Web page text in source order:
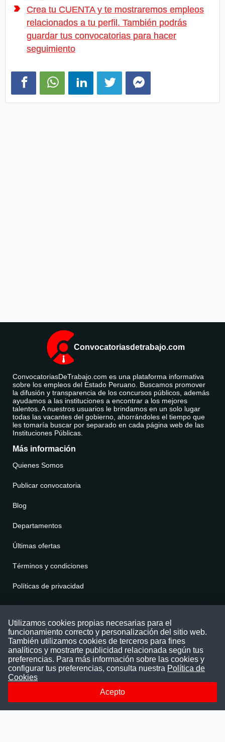
Crea tu CUENTA y te mostraremos empleos
relacionados a tu perfil. También podrás
guardar tus convocatorias para hacer
seguimiento
Convocatoriasdetrabajo.com
ConvocatoriasDeTrabajo.com es una plataforma informativa
sobre los empleos del Estado Peruano. Buscamos promover
la difusión y transparencia de los concursos públicos, además
ayudamos a las instituciones a encontrar a los mejores
talentos. A nuestros usuarios le brindamos en un solo lugar
todas las vacantes del gobierno, ahorrándoles el tiempo que
les tomaría buscar por separado en cada página web de las
Instituciones Públicas.
Más información
Quienes Somos
Publicar convocatoria
Blog
Departamentos
Últimas ofertas
Términos y condiciones
Políticas de privacidad
Puede comunicarse con nosotros a través
nuestras redes sociales o del correo:
contacto@convocatoriasdetrabajo.com
Siguenos en:
Utilizamos cookies propias necesarias para el
funcionamiento correcto y personalización del sitio web.
También utilizamos cookies de terceros para fines
analíticos y mostrarte publicidad relacionada según tus
preferencias. Para más información sobre las cookies y
configurar tus preferencias, consulta nuestra Política de
Cookies
Acepto